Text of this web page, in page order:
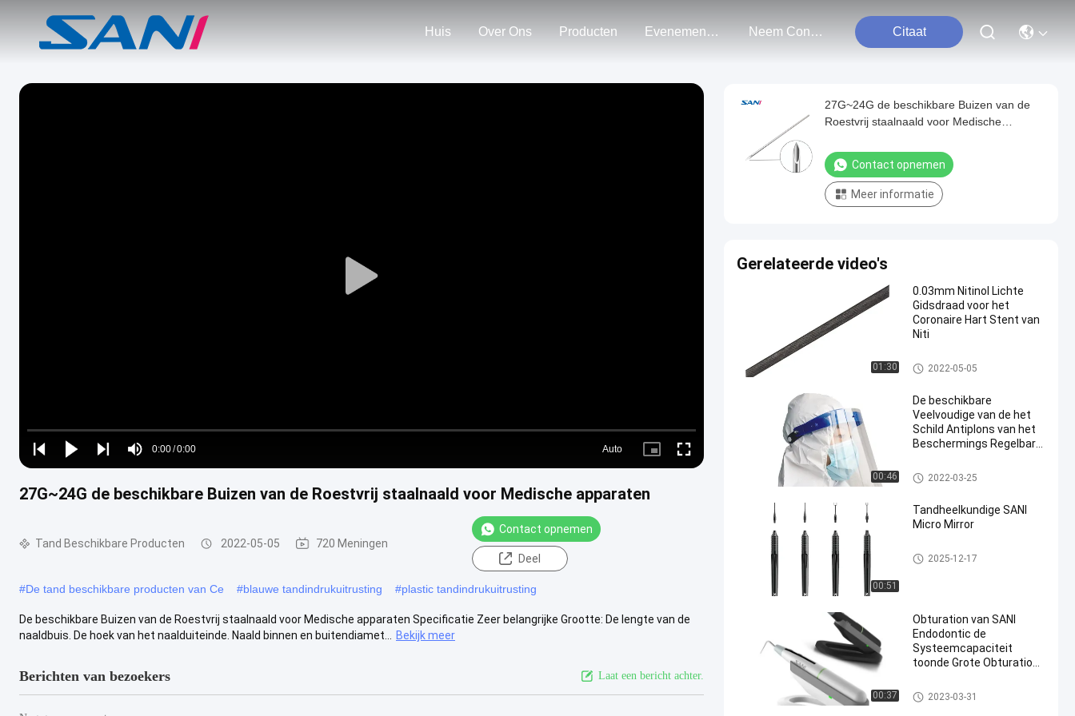
Huis Over Ons Producten Evenementen Neem Contact Met Ons Op Citaat
Play
Play
Play
Play
Mute
Time
0:00/0:00
Loaded:
0%
Auto
Picture- Fullscreen
27G~24G de beschikbare Buizen van de Roestvrij staalnaald voor Medische apparaten
Tand Beschikbare Producten 2022-05-05 720 Meningen
Contact opnemen
Deel
#De tand beschikbare producten van Ce #blauwe tandindrukuitrusting #plastic tandindrukuitrusting
De beschikbare Buizen van de Roestvrij staalnaald voor Medische apparaten Specificatie Zeer belangrijke Grootte: De lengte van de
naaldbuis. De hoek van het naalduiteinde. Naald binnen en buitendiamet...
Bekijk meer
Berichten van bezoekers Laat een bericht achter.
27G~24G de beschikbare Buizen van de
Roestvrij staalnaald voor Medische
Contact opnemen
Meer informatie
Gerelateerde video's
01:30
0.03mm Nitinol Lichte
Gidsdraad voor het
Coronaire Hart Stent van
Niti
Tand Beschikbare Producten
2022-05-05
00:46
De beschikbare
Veelvoudige van de het
Schild Antiplons van het
Beschermings Regelbare
Tand Beschikbare Producten
2022-03-25
00:51
Tandheelkundige SANI
Micro Mirror
Tandverbruiksgoederen
2025-12-17
00:37
Obturation van SANI
Endodontic de
Systeemcapaciteit
toonde Grote Obturation
Batterijguttapercha Pen
Tandendo motor
2023-03-31